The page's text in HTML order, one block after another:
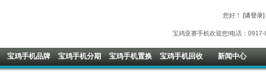
您好 ！ [请登录]
宝鸡手机品牌 宝鸡手机分期 宝鸡手机置换 宝鸡手机回收 新闻中心
宝鸡亚赛手机欢迎您!电话：0917-